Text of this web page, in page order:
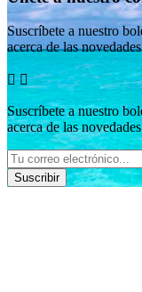
Suscríbete a nuestro
acerca de las
 
Suscríbete a nuestro
acerca de las
Suscribir